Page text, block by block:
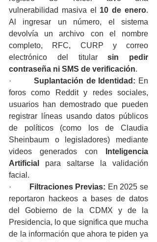
vulnerabilidad masiva el 10 de enero.
Al ingresar un número, el sistema
devolvía un archivo con el nombre
completo, RFC, CURP y correo
electrónico del titular sin pedir
contraseña ni SMS de verificación.
· Suplantación de Identidad: En
foros como Reddit y redes sociales,
usuarios han demostrado que pueden
registrar líneas usando datos públicos
de políticos (como los de Claudia
Sheinbaum o legisladores) mediante
videos generados con
Inteligencia
Artificial
para saltarse la validación
facial.
·
Filtraciones Previas: En 2025 se
reportaron hackeos a bases de datos
del Gobierno de la CDMX y de la
Presidencia, lo que significa que mucha
de la información que ahora te piden ya